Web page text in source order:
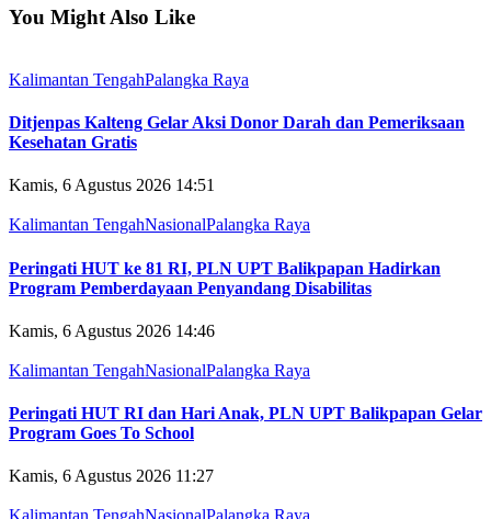
You Might Also Like
Kalimantan TengahPalangka Raya
Ditjenpas Kalteng Gelar Aksi Donor Darah dan Pemeriksaan
Kesehatan Gratis
Kamis, 6 Agustus 2026 14:51
Kalimantan TengahNasionalPalangka Raya
Peringati HUT ke 81 RI, PLN UPT Balikpapan Hadirkan
Program Pemberdayaan Penyandang Disabilitas
Kamis, 6 Agustus 2026 14:46
Kalimantan TengahNasionalPalangka Raya
Peringati HUT RI dan Hari Anak, PLN UPT Balikpapan Gelar
Program Goes To School
Kamis, 6 Agustus 2026 11:27